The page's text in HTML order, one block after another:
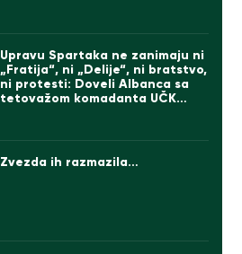
Upravu Spartaka ne zanimaju ni
„Fratija“, ni „Delije“, ni bratstvo,
ni protesti: Doveli Albanca sa
tetovažom komadanta UČK
Zvezda ih razmazila…